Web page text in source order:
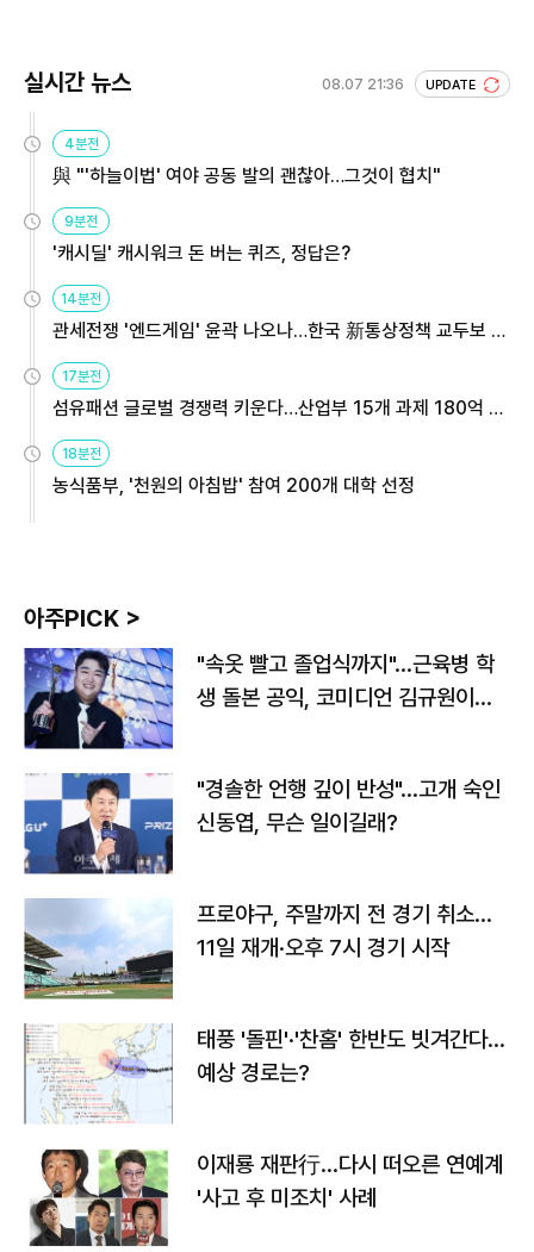
실시간 뉴스 08.07 21:36 UPDATE
4분전
與 "'하늘이법' 여야 공동 발의 괜찮아…그것이 협치"
9분전
'캐시딜' 캐시워크 돈 버는 퀴즈, 정답은?
14분전
관세전쟁 '엔드게임' 윤곽 나오나…한국 新통상정책 교두보 활
17분전
섬유패션 글로벌 경쟁력 키운다…산업부 15개 과제 180억 지
18분전
농식품부, '천원의 아침밥' 참여 200개 대학 선정
아주PICK >
"속옷 빨고 졸업식까지"…근육병 학
생 돌본 공익, 코미디언 김규원이었
"경솔한 언행 깊이 반성"…고개 숙인
신동엽, 무슨 일이길래?
프로야구, 주말까지 전 경기 취소…
11일 재개·오후 7시 경기 시작
태풍 '돌핀'·'찬홈' 한반도 빗겨간다…
예상 경로는?
이재룡 재판行…다시 떠오른 연예계
'사고 후 미조치' 사례